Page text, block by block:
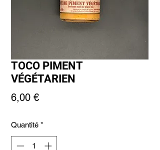
TOCO PIMENT
VÉGÉTARIEN
6,00 €Prix
Quantité *